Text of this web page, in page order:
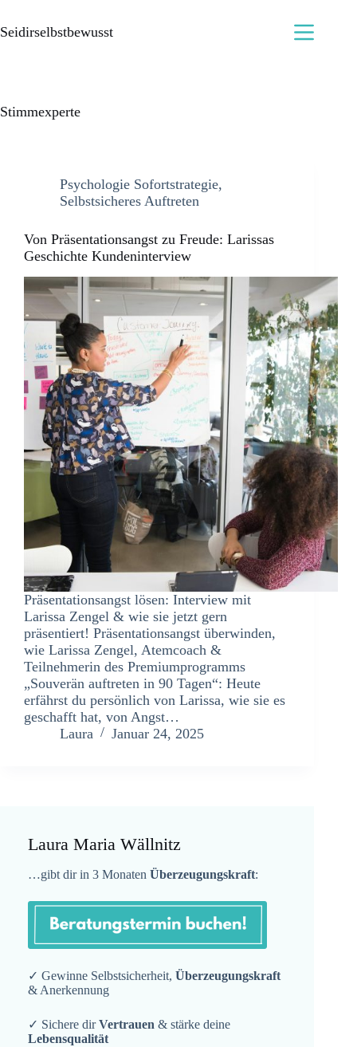
Seidirselbstbewusst
Stimmexperte
Psychologie Sofortstrategie,
Selbstsicheres Auftreten
Von Präsentationsangst zu Freude: Larissas
Geschichte Kundeninterview
Präsentationsangst lösen: Interview mit
Larissa Zengel & wie sie jetzt gern
präsentiert! Präsentationsangst überwinden,
wie Larissa Zengel, Atemcoach &
Teilnehmerin des Premiumprogramms
„Souverän auftreten in 90 Tagen“: Heute
erfährst du persönlich von Larissa, wie sie es
geschafft hat, von Angst…
Laura
Januar 24, 2025
Laura Maria Wällnitz
…gibt dir in 3 Monaten Überzeugungskraft:
✓ Gewinne Selbstsicherheit, Überzeugungskraft
& Anerkennung
✓ Sichere dirVertrauen & stärke deine
Lebensqualität